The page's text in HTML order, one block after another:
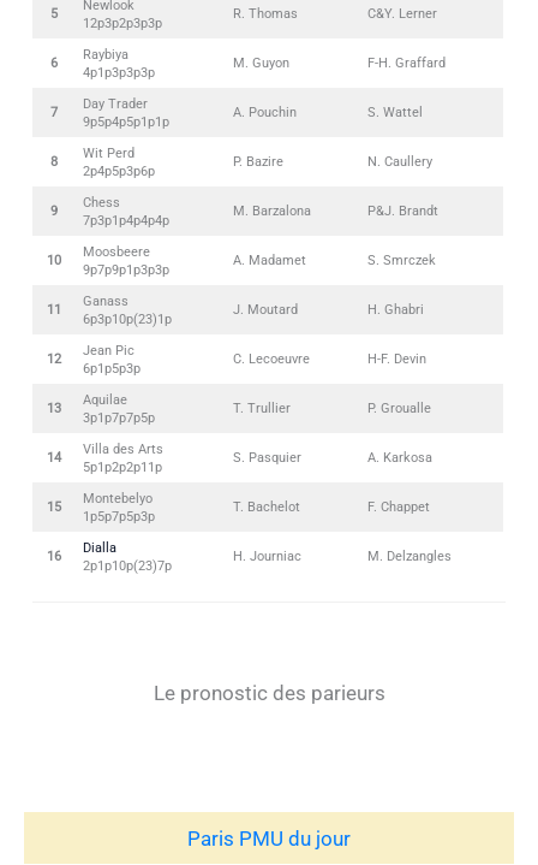
5
Newlook
12p3p2p3p3p
R. Thomas C&Y. Lerner
6
Raybiya
4p1p3p3p3p
M. Guyon F-H. Graffard
7
Day Trader
9p5p4p5p1p1p
A. Pouchin S. Wattel
8
Wit Perd
2p4p5p3p6p
P. Bazire N. Caullery
9
Chess
7p3p1p4p4p4p
M. Barzalona P&J. Brandt
10
Moosbeere
9p7p9p1p3p3p
A. Madamet S. Smrczek
11
Ganass
6p3p10p(23)1p
J. Moutard H. Ghabri
12
Jean Pic
6p1p5p3p
C. Lecoeuvre H-F. Devin
13
Aquilae
3p1p7p7p5p
T. Trullier P. Groualle
14
Villa des Arts
5p1p2p2p11p
S. Pasquier A. Karkosa
15
Montebelyo
1p5p7p5p3p
T. Bachelot F. Chappet
16
Dialla
2p1p10p(23)7p
H. Journiac M. Delzangles
Le pronostic des parieurs
Paris PMU du jour